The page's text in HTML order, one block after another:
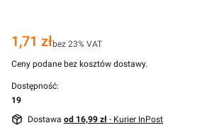
Cena
1,71 złbez 23% VAT
Ceny podane bez kosztów dostawy.
Dostępność:
19
Dostawa od 16,99 zł - Kurier InPost